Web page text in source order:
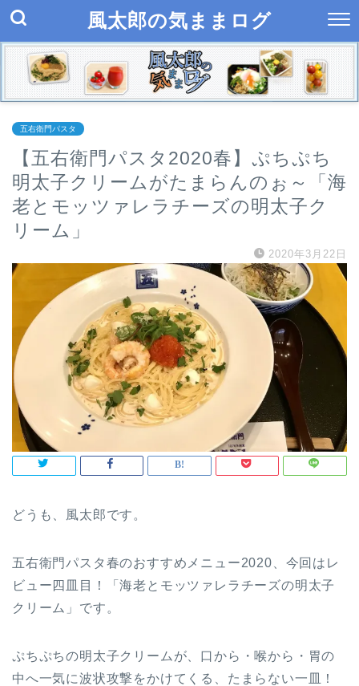
風太郎の気ままログ
五右衛門パスタ
【五右衛門パスタ2020春】ぷちぷち
明太子クリームがたまらんのぉ～「海
老とモッツァレラチーズの明太子ク
リーム」
2020年3月22日
どうも、風太郎です。
五右衛門パスタ春のおすすめメニュー2020、今回はレ
ビュー四皿目！「海老とモッツァレラチーズの明太子
クリーム」です。
ぷちぷちの明太子クリームが、口から・喉から・胃の
中へ一気に波状攻撃をかけてくる、たまらない一皿！